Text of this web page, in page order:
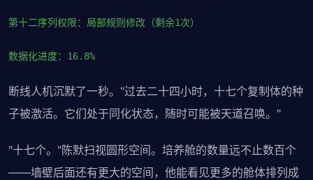
第十二序列权限：局部规则修改（剩余1次）
数据化进度：16.8%
断线人机沉默了一秒。"过去二十四小时，十七个复制体的种
子被激活。它们处于同化状态，随时可能被天道召唤。"
"十七个。"陈默扫视圆形空间。培养舱的数量远不止数百个
——墙壁后面还有更大的空间，他能看见更多的舱体排列成